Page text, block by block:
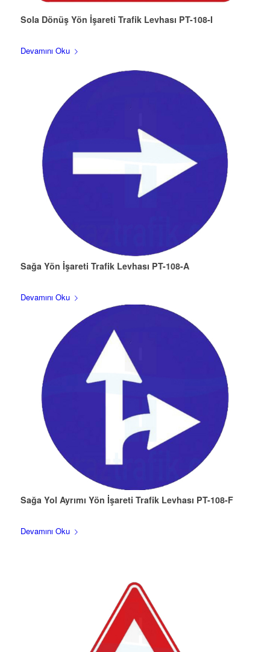
Sola Dönüş Yön İşareti Trafik Levhası PT-108-I
Devamını Oku
Sağa Yön İşareti Trafik Levhası PT-108-A
Devamını Oku
Sağa Yol Ayrımı Yön İşareti Trafik Levhası PT-108-F
Devamını Oku